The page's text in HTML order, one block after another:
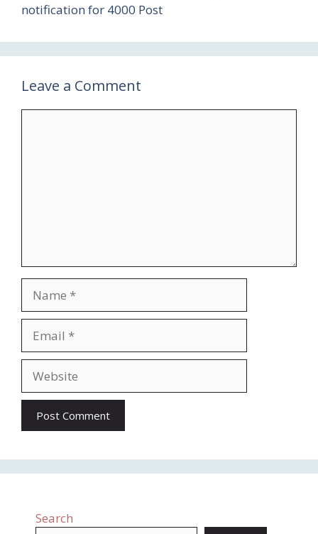
notification for 4000 Post
Leave a Comment
Search